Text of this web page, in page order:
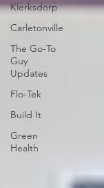
Klerksdorp
Carletonville
The Go-To
Guy
Updates
Flo-Tek
Build It
Green
Health